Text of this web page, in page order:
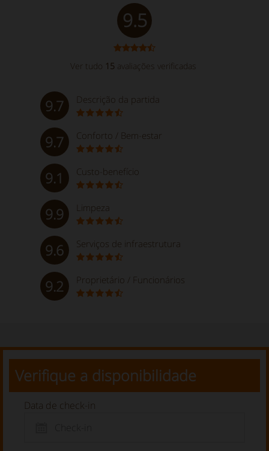
9.5
Ver tudo 15 avaliações verificadas
9.7 Descrição da partida
9.7 Conforto / Bem-estar
9.1 Custo-benefício
9.9 Limpeza
9.6 Serviços de infraestrutura
9.2 Proprietário / Funcionários
Verifique a disponibilidade
Data de check-in